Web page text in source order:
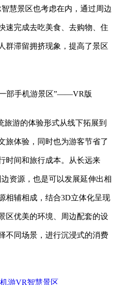
慧景区也考虑在内，通过周边
速完成去吃美食、去购物、住
群滞留拥挤现象，提高了景区
旅游的体验形式从线下拓展到
旅体验，同时也为游客节省了
时间和旅行成本。从长远来
资源，也是可以发展延伸出相
相辅相成，结合3D立体化呈现
区优美的环境、周边配套的设
不同场景，进行沉浸式的消费
游VR智慧景区